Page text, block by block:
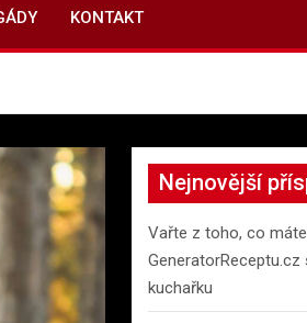
KONTAKT
Nejnovější
Vařte z toho, co
kuchařku